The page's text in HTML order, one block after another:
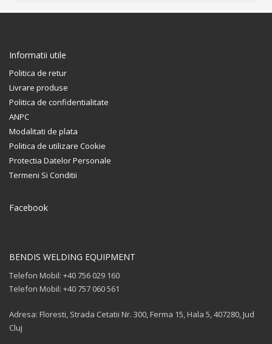
Informatii utile
Politica de retur
Livrare produse
Politica de confidentialitate
ANPC
Modalitati de plata
Politica de utilizare Cookie
Protectia Datelor Personale
Termeni Si Conditii
Facebook
BENDIS WELDING EQUIPMENT
Telefon Mobil: +40 756 029 160
Telefon Mobil: +40 757 060 561
Adresa: Floresti, Strada Cetatii Nr. 300, Ferma 15, Hala 5, 407280, Jud
Cluj